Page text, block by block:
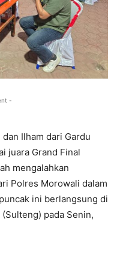
-
dan Ilham dari Gardu
juara Grand Final
mengalahkan
Polres Morowali dalam
ini berlangsung di
pada Senin,